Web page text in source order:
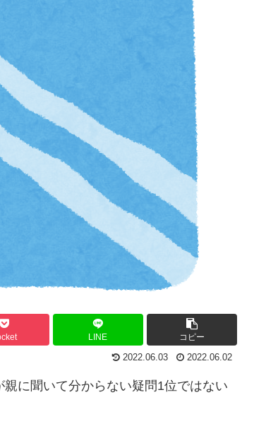
LINE コピー
2022.06.03 2022.06.02
に聞いて分からない疑問1位ではない